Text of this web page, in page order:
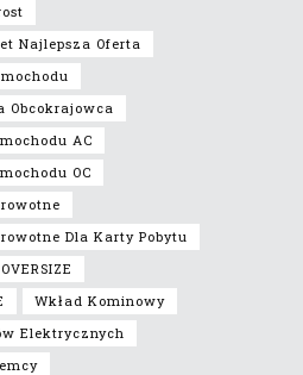
Najlepsza Oferta
Obcokrajowca
AC
OC
Dla Karty Pobytu
Wkład Kominowy
Elektrycznych